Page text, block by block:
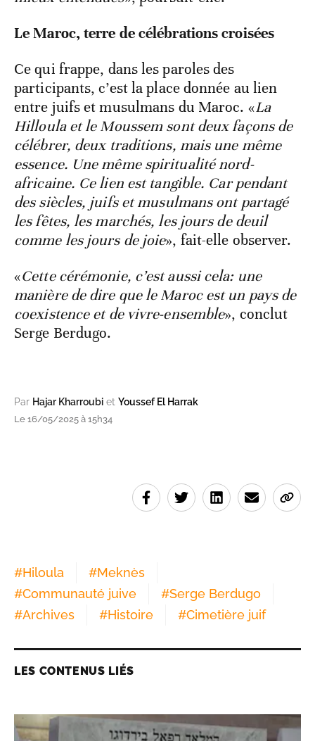
Le Maroc, terre de célébrations croisées
Ce qui frappe, dans les paroles des
participants, c’est la place donnée au lien
entre juifs et musulmans du Maroc. «La
Hilloula et le Moussem sont deux façons de
célébrer, deux traditions, mais une même
essence. Une même spiritualité nord-
africaine. Ce lien est tangible. Car pendant
des siècles, juifs et musulmans ont partagé
les fêtes, les marchés, les jours de deuil
comme les jours de joie», fait-elle observer.
«Cette cérémonie, c’est aussi cela: une
manière de dire que le Maroc est un pays de
coexistence et de vivre-ensemble», conclut
Serge Berdugo.
Par Hajar Kharroubi et Youssef El Harrak
Le 16/05/2025 à 15h34
#Hiloula #Meknès
#Communauté juive #Serge Berdugo
#Archives #Histoire #Cimetière juif
LES CONTENUS LIÉS